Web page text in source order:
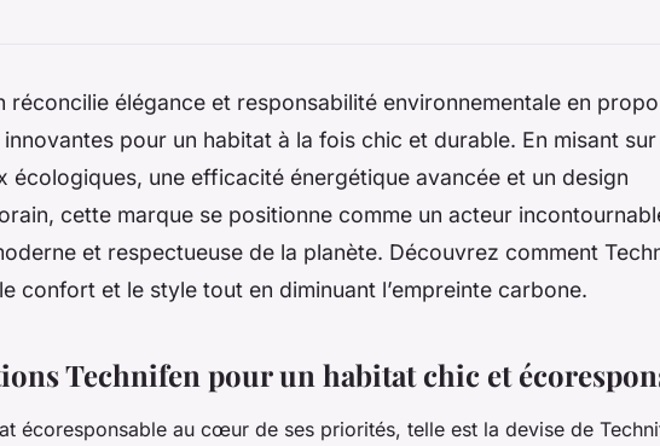
réconcilie élégance et responsabilité environnementale en
pour un habitat à la fois chic et durable. En misant
écologiques, une efficacité énergétique avancée et un design
cette marque se positionne comme un acteur
et respectueuse de la planète. Découvrez comment
confort et le style tout en diminuant l’empreinte carbone.
Technifen pour un habitat chic et
écoresponsable au cœur de ses priorités, telle est la devise de